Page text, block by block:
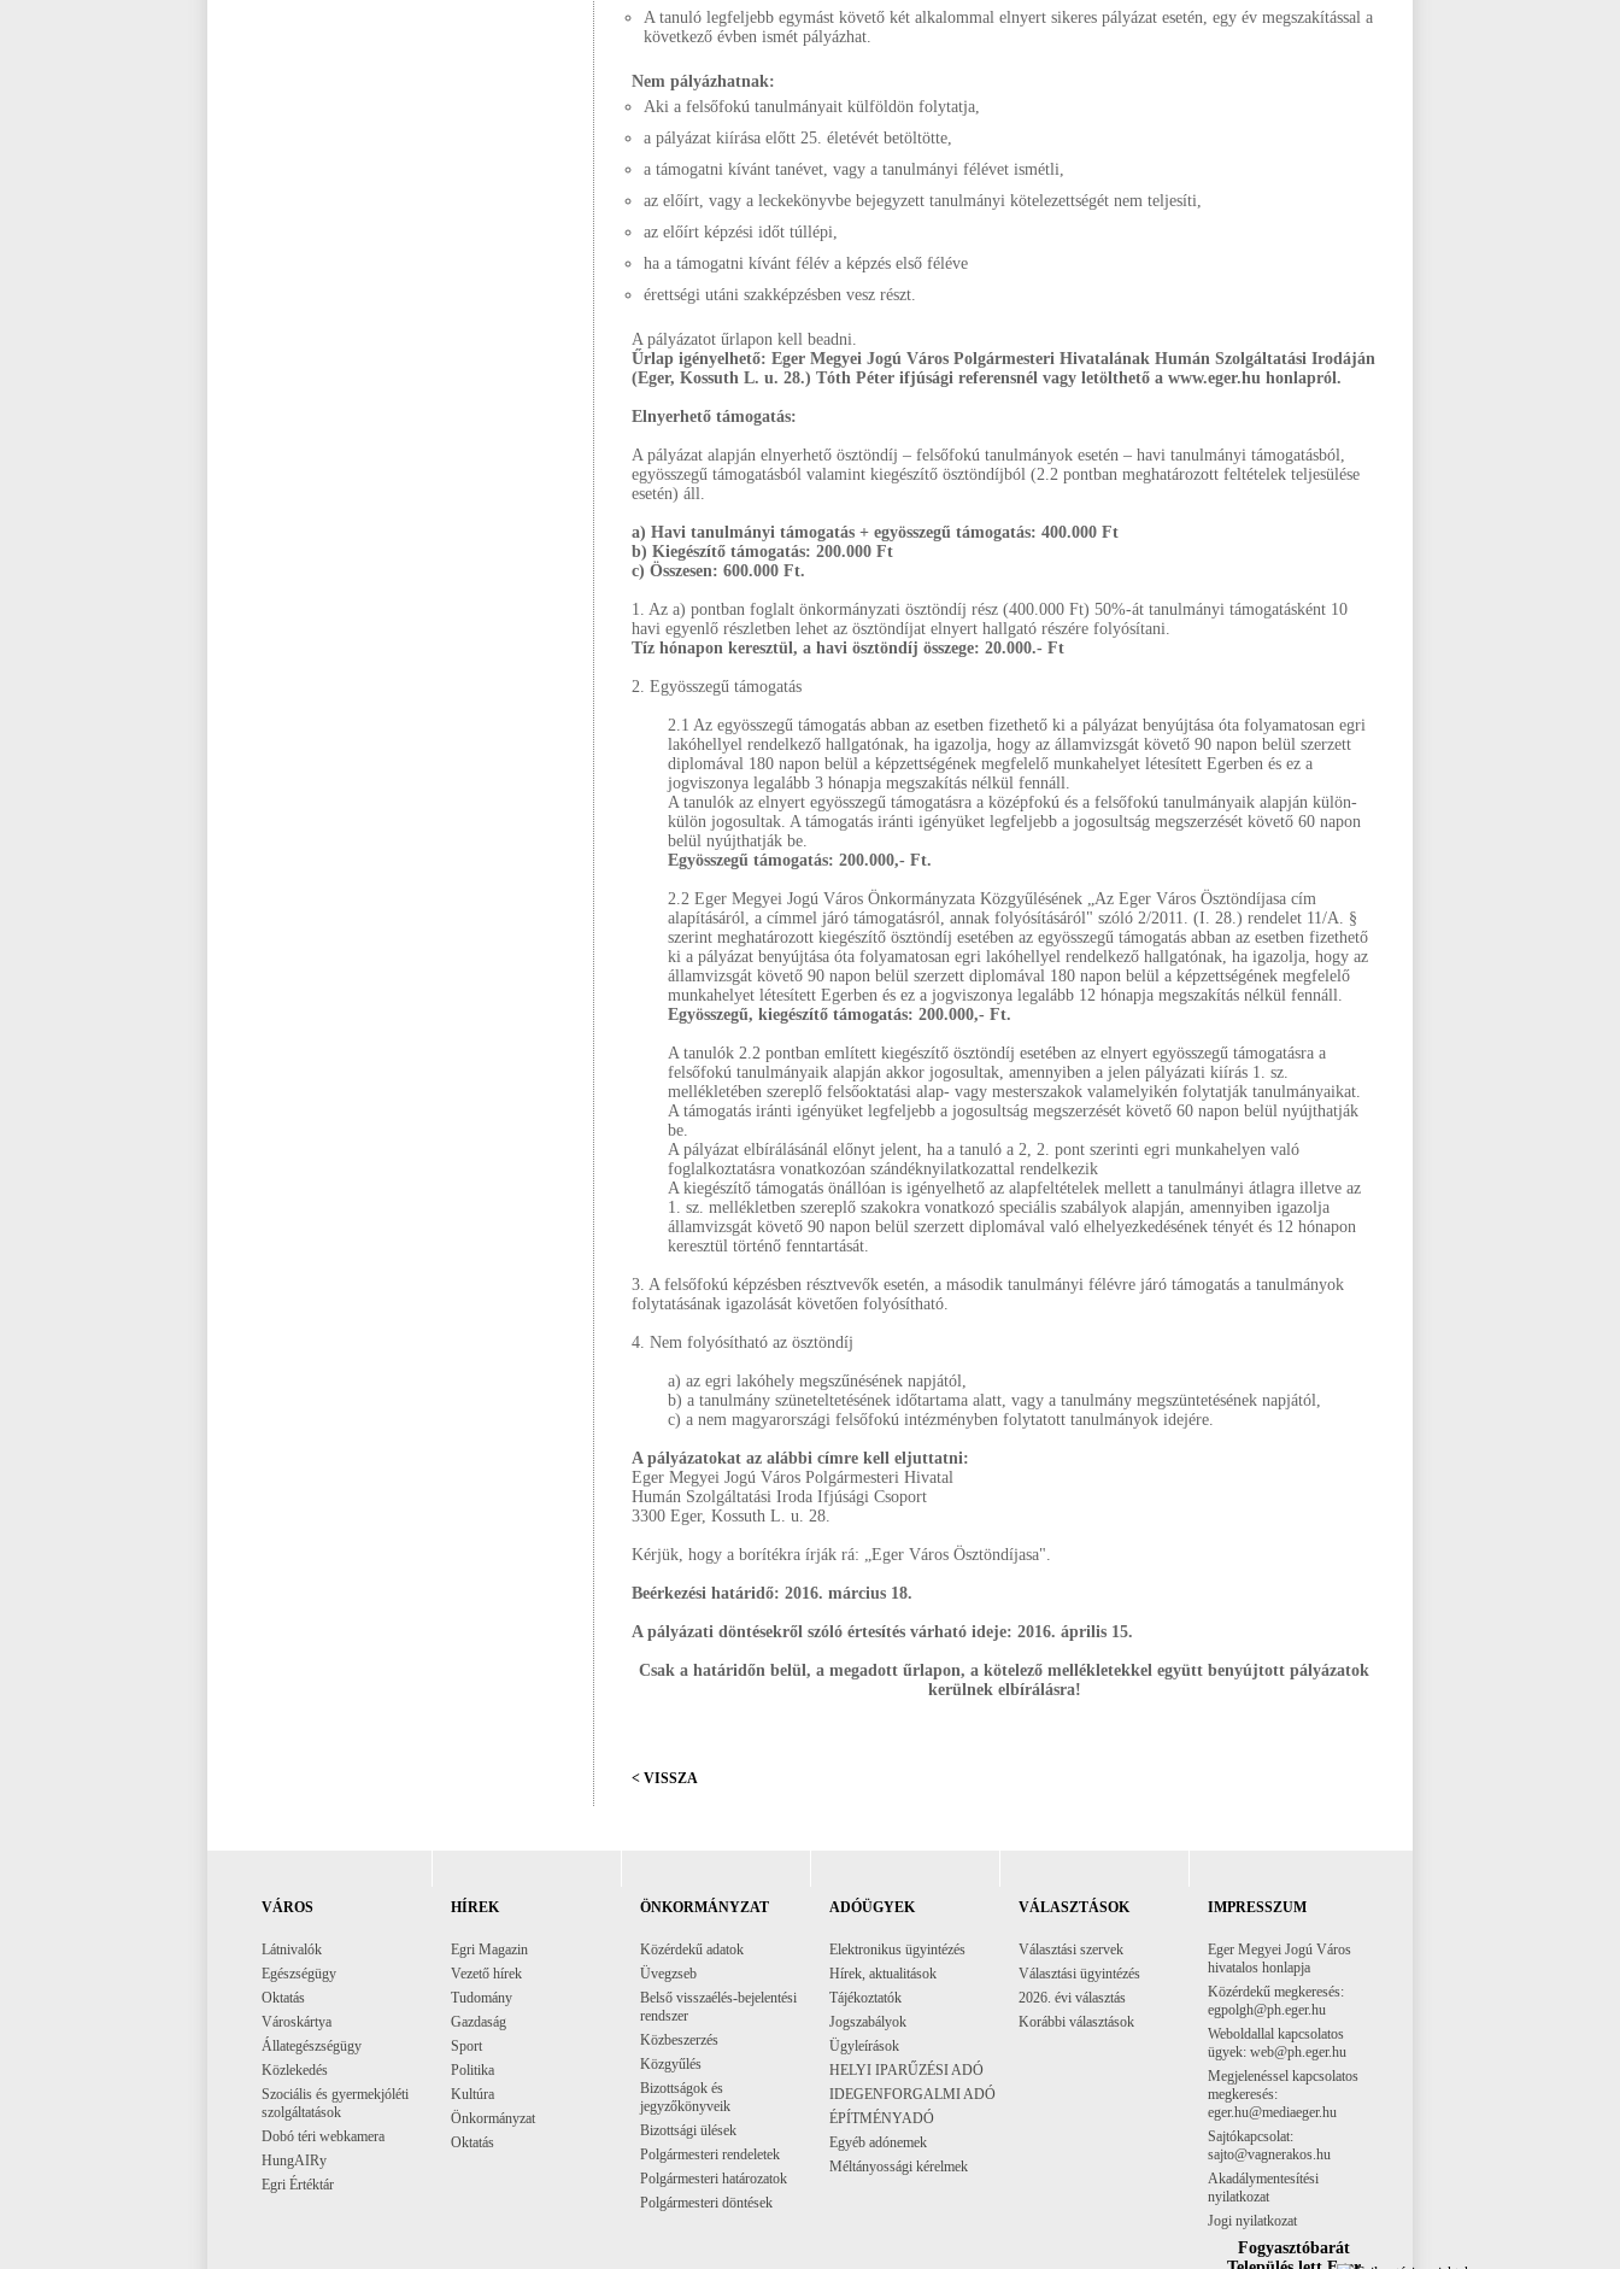
A tanuló legfeljebb egymást követő két alkalommal elnyert sikeres pályázat esetén, egy év megszakítással a
következő évben ismét pályázhat.
Nem pályázhatnak:
Aki a felsőfokú tanulmányait külföldön folytatja,
a pályázat kiírása előtt 25. életévét betöltötte,
a támogatni kívánt tanévet, vagy a tanulmányi félévet ismétli,
az előírt, vagy a leckekönyvbe bejegyzett tanulmányi kötelezettségét nem teljesíti,
az előírt képzési időt túllépi,
ha a támogatni kívánt félév a képzés első féléve
érettségi utáni szakképzésben vesz részt.
A pályázatot űrlapon kell beadni.
Űrlap igényelhető: Eger Megyei Jogú Város Polgármesteri Hivatalának Humán Szolgáltatási Irodáján
(Eger, Kossuth L. u. 28.) Tóth Péter ifjúsági referensnél vagy letölthető a www.eger.hu honlapról.
Elnyerhető támogatás:
A pályázat alapján elnyerhető ösztöndíj – felsőfokú tanulmányok esetén – havi tanulmányi támogatásból,
egyösszegű támogatásból valamint kiegészítő ösztöndíjból (2.2 pontban meghatározott feltételek teljesülése
esetén) áll.
a) Havi tanulmányi támogatás + egyösszegű támogatás: 400.000 Ft
b) Kiegészítő támogatás: 200.000 Ft
c) Összesen: 600.000 Ft.
1. Az a) pontban foglalt önkormányzati ösztöndíj rész (400.000 Ft) 50%-át tanulmányi támogatásként 10
havi egyenlő részletben lehet az ösztöndíjat elnyert hallgató részére folyósítani.
Tíz hónapon keresztül, a havi ösztöndíj összege: 20.000.- Ft
2. Egyösszegű támogatás
2.1 Az egyösszegű támogatás abban az esetben fizethető ki a pályázat benyújtása óta folyamatosan egri
lakóhellyel rendelkező hallgatónak, ha igazolja, hogy az államvizsgát követő 90 napon belül szerzett
diplomával 180 napon belül a képzettségének megfelelő munkahelyet létesített Egerben és ez a
jogviszonya legalább 3 hónapja megszakítás nélkül fennáll.
A tanulók az elnyert egyösszegű támogatásra a középfokú és a felsőfokú tanulmányaik alapján külön-
külön jogosultak. A támogatás iránti igényüket legfeljebb a jogosultság megszerzését követő 60 napon
belül nyújthatják be.
Egyösszegű támogatás: 200.000,- Ft.
2.2 Eger Megyei Jogú Város Önkormányzata Közgyűlésének „Az Eger Város Ösztöndíjasa cím
alapításáról, a címmel járó támogatásról, annak folyósításáról" szóló 2/2011. (I. 28.) rendelet 11/A. §
szerint meghatározott kiegészítő ösztöndíj esetében az egyösszegű támogatás abban az esetben fizethető
ki a pályázat benyújtása óta folyamatosan egri lakóhellyel rendelkező hallgatónak, ha igazolja, hogy az
államvizsgát követő 90 napon belül szerzett diplomával 180 napon belül a képzettségének megfelelő
munkahelyet létesített Egerben és ez a jogviszonya legalább 12 hónapja megszakítás nélkül fennáll.
Egyösszegű, kiegészítő támogatás: 200.000,- Ft.
A tanulók 2.2 pontban említett kiegészítő ösztöndíj esetében az elnyert egyösszegű támogatásra a
felsőfokú tanulmányaik alapján akkor jogosultak, amennyiben a jelen pályázati kiírás 1. sz.
mellékletében szereplő felsőoktatási alap- vagy mesterszakok valamelyikén folytatják tanulmányaikat.
A támogatás iránti igényüket legfeljebb a jogosultság megszerzését követő 60 napon belül nyújthatják
be.
A pályázat elbírálásánál előnyt jelent, ha a tanuló a 2, 2. pont szerinti egri munkahelyen való
foglalkoztatásra vonatkozóan szándéknyilatkozattal rendelkezik
A kiegészítő támogatás önállóan is igényelhető az alapfeltételek mellett a tanulmányi átlagra illetve az
1. sz. mellékletben szereplő szakokra vonatkozó speciális szabályok alapján, amennyiben igazolja
államvizsgát követő 90 napon belül szerzett diplomával való elhelyezkedésének tényét és 12 hónapon
keresztül történő fenntartását.
3. A felsőfokú képzésben résztvevők esetén, a második tanulmányi félévre járó támogatás a tanulmányok
folytatásának igazolását követően folyósítható.
4. Nem folyósítható az ösztöndíj
a) az egri lakóhely megszűnésének napjától,
b) a tanulmány szüneteltetésének időtartama alatt, vagy a tanulmány megszüntetésének napjától,
c) a nem magyarországi felsőfokú intézményben folytatott tanulmányok idejére.
A pályázatokat az alábbi címre kell eljuttatni:
Eger Megyei Jogú Város Polgármesteri Hivatal
Humán Szolgáltatási Iroda Ifjúsági Csoport
3300 Eger, Kossuth L. u. 28.
Kérjük, hogy a borítékra írják rá: „Eger Város Ösztöndíjasa".
Beérkezési határidő: 2016. március 18.
A pályázati döntésekről szóló értesítés várható ideje: 2016. április 15.
Csak a határidőn belül, a megadott űrlapon, a kötelező mellékletekkel együtt benyújtott pályázatok
kerülnek elbírálásra!
< VISSZA
VÁROS
Látnivalók
Egészségügy
Oktatás
Városkártya
Állategészségügy
Közlekedés
Szociális és gyermekjóléti
szolgáltatások
Dobó téri webkamera
HungAIRy
Egri Értéktár
HÍREK
Egri Magazin
Vezető hírek
Tudomány
Gazdaság
Sport
Politika
Kultúra
Önkormányzat
Oktatás
ÖNKORMÁNYZAT
Közérdekű adatok
Üvegzseb
Belső visszaélés-bejelentési
rendszer
Közbeszerzés
Közgyűlés
Bizottságok és
jegyzőkönyveik
Bizottsági ülések
Polgármesteri rendeletek
Polgármesteri határozatok
Polgármesteri döntések
ADÓÜGYEK
Elektronikus ügyintézés
Hírek, aktualitások
Tájékoztatók
Jogszabályok
Ügyleírások
HELYI IPARŰZÉSI ADÓ
IDEGENFORGALMI ADÓ
ÉPÍTMÉNYADÓ
Egyéb adónemek
Méltányossági kérelmek
VÁLASZTÁSOK
Választási szervek
Választási ügyintézés
2026. évi választás
Korábbi választások
IMPRESSZUM
Eger Megyei Jogú Város
hivatalos honlapja
Közérdekű megkeresés:
egpolgh@ph.eger.hu
Weboldallal kapcsolatos
ügyek: web@ph.eger.hu
Megjelenéssel kapcsolatos
megkeresés:
eger.hu@mediaeger.hu
Sajtókapcsolat:
sajto@vagnerakos.hu
Akadálymentesítési
nyilatkozat
Jogi nyilatkozat
Fogyasztóbarát